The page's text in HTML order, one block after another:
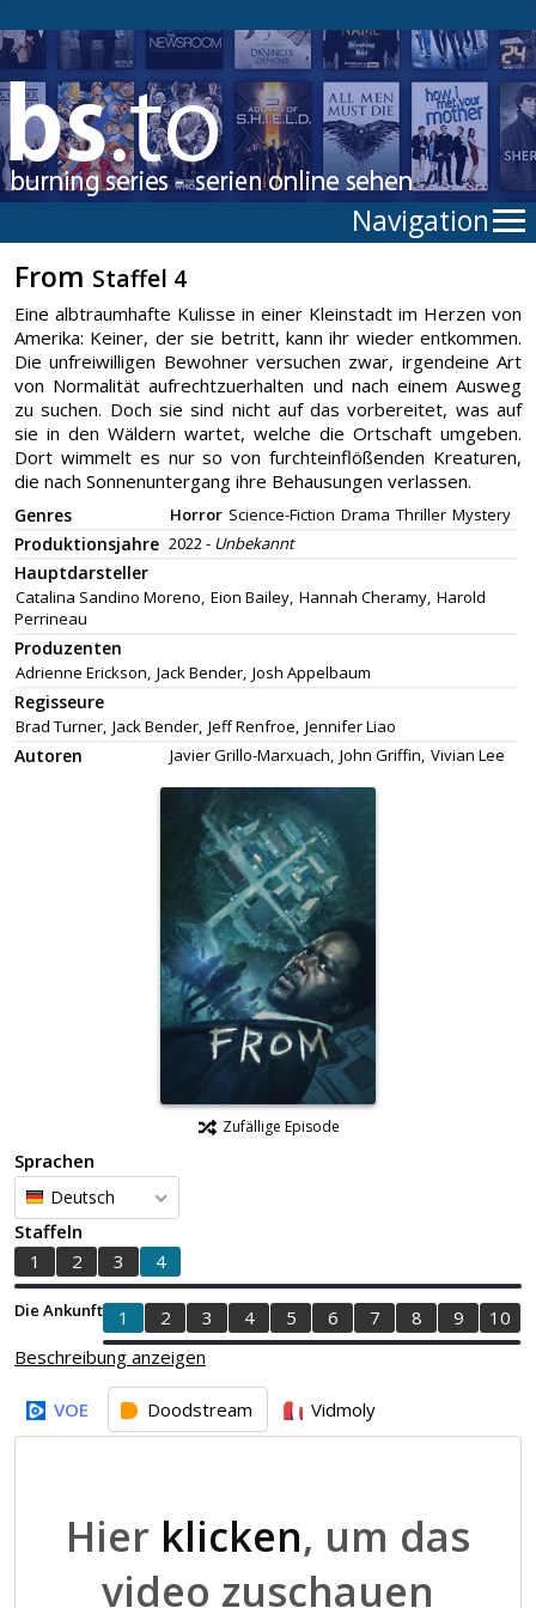
Navigation
From Staffel 4
Eine albtraumhafte Kulisse in einer Kleinstadt im Herzen von
Amerika: Keiner, der sie betritt, kann ihr wieder entkommen.
Die unfreiwilligen Bewohner versuchen zwar, irgendeine Art
von Normalität aufrechtzuerhalten und nach einem Ausweg
zu suchen. Doch sie sind nicht auf das vorbereitet, was auf
sie in den Wäldern wartet, welche die Ortschaft umgeben.
Dort wimmelt es nur so von furchteinflößenden Kreaturen,
die nach Sonnenuntergang ihre Behausungen verlassen.
Genres Horror Science-Fiction Drama Thriller Mystery
Produktionsjahre 2022 - Unbekannt
Hauptdarsteller
Catalina Sandino Moreno, Eion Bailey, Hannah Cheramy, Harold
Perrineau
Produzenten
Adrienne Erickson, Jack Bender, Josh Appelbaum
Regisseure
Brad Turner, Jack Bender, Jeff Renfroe, Jennifer Liao
Autoren Javier Grillo-Marxuach, John Griffin, Vivian Lee
Zufällige Episode
Sprachen
Deutsch
Staffeln
1
2 3 4
Die Ankunft 1 2 3 4 5 6 7 8 9
10
Beschreibung anzeigen
VOE Doodstream Vidmoly
Hier klicken, um das
video zuschauen